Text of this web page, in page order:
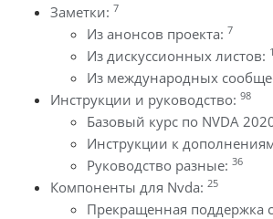
Заметки: 7
Из анонсов проекта: 7
Из дискуссионных листов: 1
Из международных
Инструкции и руководство: 98
Базовый курс по NVDA
Инструкции к
Руководство разные: 36
Компоненты для Nvda: 25
Прекращенная поддержка